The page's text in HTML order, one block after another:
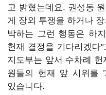
고 밝혔는데요. 권성동
게 장외 투쟁을 하거나
박하는 그런 행동은 하
헌재 결정을 기다리겠다
지도부는 앞서 수차례
원들의 헌재 앞 시위를
있습니다.